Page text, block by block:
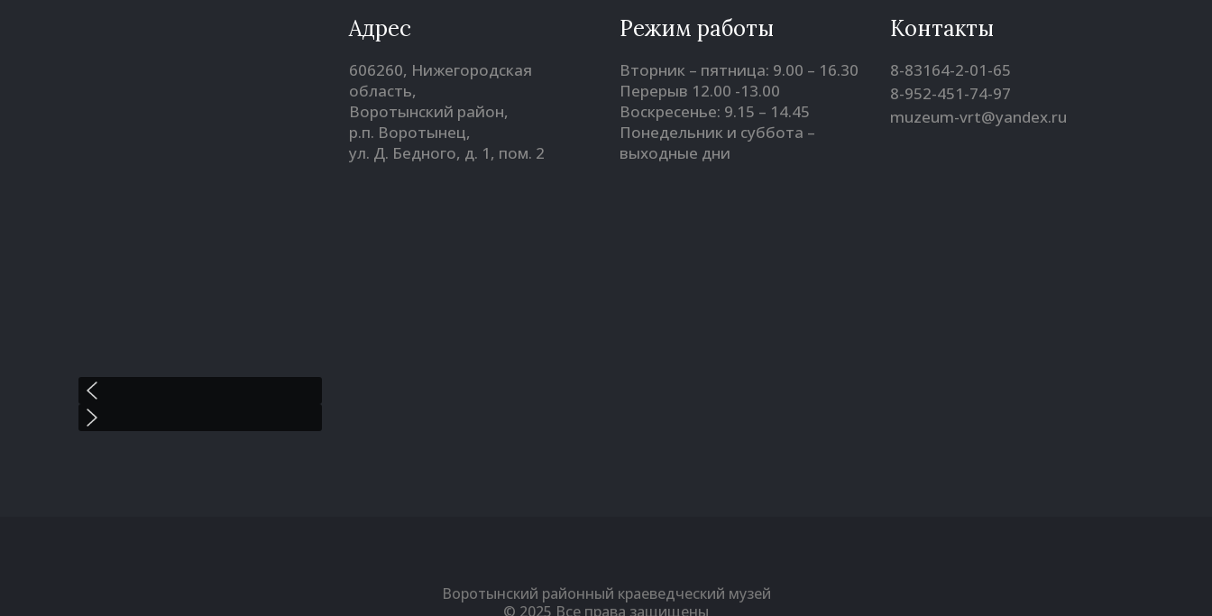
Адрес
606260, Нижегородская
область,
Воротынский район,
р.п. Воротынец,
ул. Д. Бедного, д. 1, пом. 2
Режим работы
Вторник – пятница: 9.00 – 16.30
Перерыв 12.00 -13.00
Воскресенье: 9.15 – 14.45
Понедельник и суббота –
выходные дни
Контакты
8-83164-2-01-65
8-952-451-74-97
muzeum-vrt@yandex.ru
Воротынский районный краеведческий музей
© 2025 Все права защищены